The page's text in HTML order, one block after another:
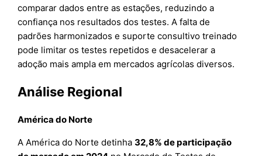
comparar dados entre as estações, reduzindo a
confiança nos resultados dos testes. A falta de
padrões harmonizados e suporte consultivo treinado
pode limitar os testes repetidos e desacelerar a
adoção mais ampla em mercados agrícolas diversos.
Análise Regional
América do Norte
A América do Norte detinha32,8% de participação